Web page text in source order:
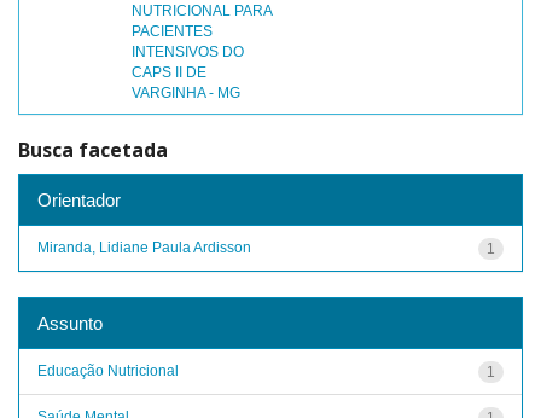
NUTRICIONAL PARA
PACIENTES
INTENSIVOS DO
CAPS II DE
VARGINHA - MG
Busca facetada
Orientador
1
Miranda, Lidiane Paula Ardisson
Assunto
1
Educação Nutricional